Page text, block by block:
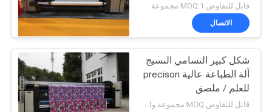
والنسيج
قابل للتفاوض MOQ:1 مجموعة
الاتصال
شكل كبير التسامي النسيج
آلة الطباعة عالية precison
للعلم / ملصق
قابل للتفاوض MOQ:مجموعة واحدة